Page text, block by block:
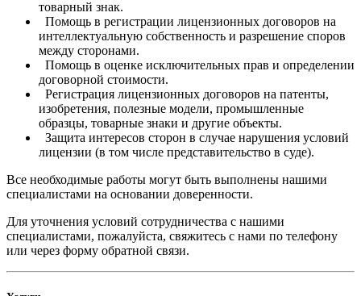
товарный знак.
Помощь в регистрации лицензионных договоров на
интеллектуальную собственность и разрешение споров
между сторонами.
Помощь в оценке исключительных прав и определении
договорной стоимости.
Регистрация лицензионных договоров на патенты,
изобретения, полезные модели, промышленные
образцы, товарные знаки и другие объекты.
Защита интересов сторон в случае нарушения условий
лицензии (в том числе представительство в суде).
Все необходимые работы могут быть выполнены нашими
специалистами на основании доверенности.
Для уточнения условий сотрудничества с нашими
специалистами, пожалуйста, свяжитесь с нами по телефону
или через форму обратной связи.